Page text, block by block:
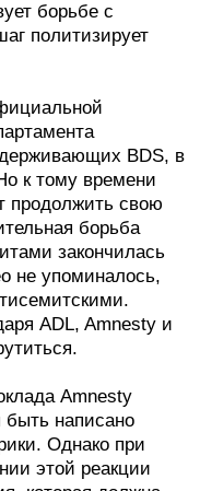
борьбе с
политизирует
BDS, в
к тому времени
продолжить свою
борьба
закончилась
не упоминалось,
ADL, Amnesty и
Amnesty
быть написано
Однако при
этой реакции